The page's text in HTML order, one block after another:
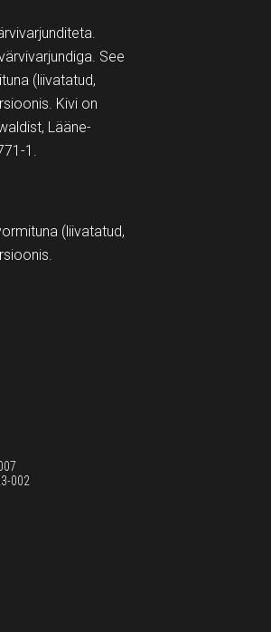
See
(liivatatud,
Kivi on
Lääne-
1.
(liivatatud,
002